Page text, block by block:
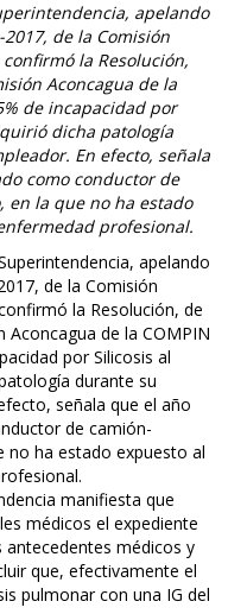
apelando
de la Comisión
la Resolución,
Aconcagua de la
de incapacidad por
dicha patología
En efecto, señala
como conductor de
en la que no ha estado
profesional.
apelando
de la Comisión
la Resolución, de
Aconcagua de la COMPIN
por Silicosis al
durante su
señala que el año
de camión-
no ha estado expuesto al
manifiesta que
médicos el expediente
antecedentes médicos y
que, efectivamente el
pulmonar con una IG del